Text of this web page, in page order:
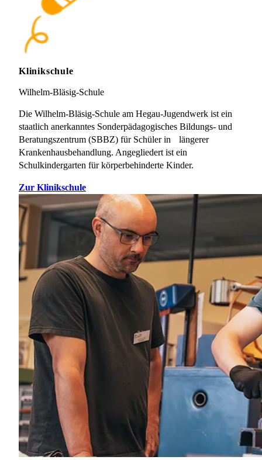
Klinikschule
Wilhelm-Bläsig-Schule
Die Wilhelm-Bläsig-Schule am Hegau-Jugendwerk ist ein
staatlich anerkanntes Sonderpädagogisches Bildungs- und
Beratungszentrum (SBBZ) für Schüler in längerer
Krankenhausbehandlung. Angegliedert ist ein
Schulkindergarten für körperbehinderte Kinder.
Zur Klinikschule